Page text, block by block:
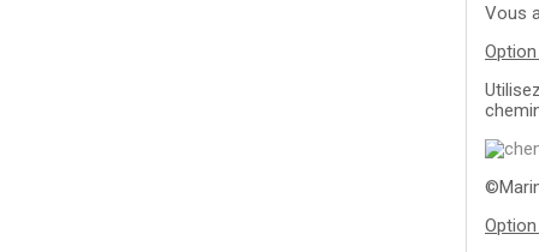
Vous
Option